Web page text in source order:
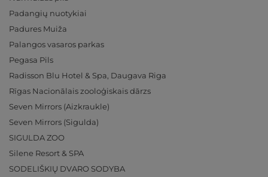
Padangių nuotykiai
Padures Muiža
Palangos vasaros parkas
Pegasa Pils
Radisson Blu Hotel & Spa, Daugava Riga
Rīgas Nacionālais zooloģiskais dārzs
Seven Mirrors (Aizkraukle)
Seven Mirrors (Sigulda)
SIGULDA ZOO
Silene Resort & SPA
SODELIŠKIŲ DVARO SODYBA